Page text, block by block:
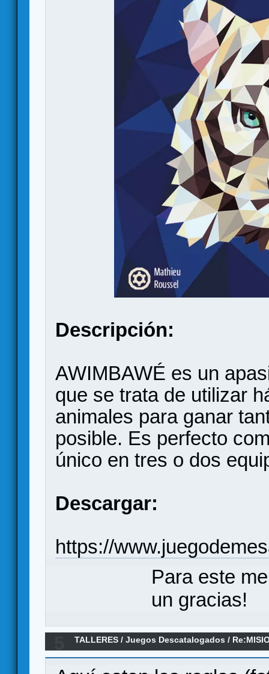
Descripción:
AWIMBAWÉ es un
que se trata de utilizar
animales para ganar
posible. Es perfecto
único en tres o dos
Descargar:
https://
Para este
un gracias!
TALLERES /Juegos Descatalogados /